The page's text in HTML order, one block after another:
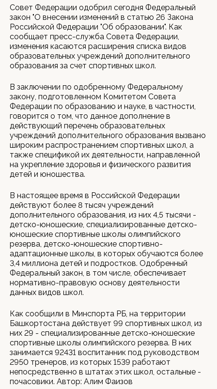
Совет Федерации одобрил сегодня Федеральный
закон "О внесении изменений в статью 26 Закона
Российской Федерации "Об образовании". Как
сообщает пресс-служба Совета Федерации,
изменения касаются расширения списка видов
образовательных учреждений дополнительного
образования за счет спортивных школ.
В заключении по одобренному Федеральному
закону, подготовленном Комитетом Совета
Федерации по образованию и науке, в частности,
говорится о том, что данное дополнение в
действующий перечень образовательных
учреждений дополнительного образования вызвано
широким распространением спортивных школ, а
также спецификой их деятельности, направленной
на укрепление здоровья и физического развития
детей и юношества.
В настоящее время в Российской Федерации
действуют более 8 тысяч учреждений
дополнительного образования, из них 4,5 тысячи -
детско-юношеские, специализированные детско-
юношеские спортивные школы олимпийского
резерва, детско-юношеские спортивно-
адаптационные школы, в которых обучаются более
3,4 миллиона детей и подростков. Одобренный
Федеральный закон, в том числе, обеспечивает
нормативно-правовую основу деятельности
данных видов школ.
Как сообщили в Минспорта РБ, на территории
Башкортостана действует 99 спортивных школ, из
них 29 - специализированные детско-юношеские
спортивные школы олимпийского резерва. В них
занимается 92431 воспитанник под руководством
2950 тренеров, из которых 1539 работают
непосредственно в штатах этих школ, остальные -
почасовики. Автор: Алим Фаизов